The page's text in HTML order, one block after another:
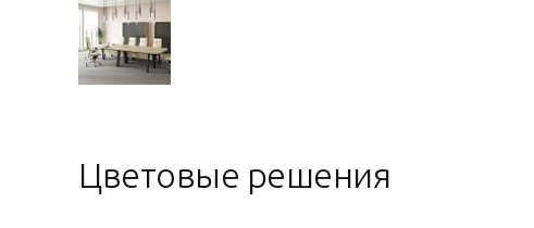
Цветовые решения